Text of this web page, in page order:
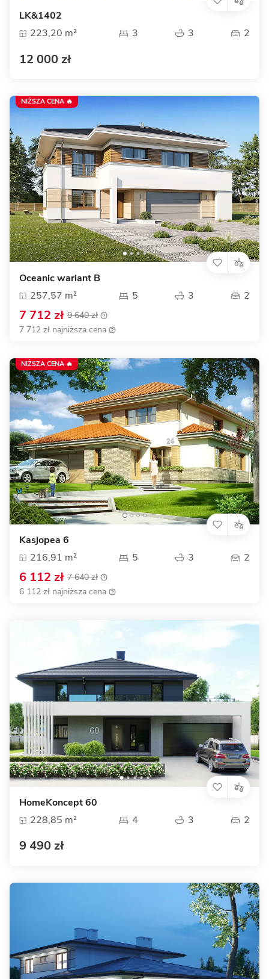
LK&1402
223,20 m²
3 3 2
12 000 zł
Oceanic wariant B
257,57 m²
5 3 2
7 712 zł 9 640 zł
7 712 zł najniższa cena
NIŻSZA CENA 🔥
Kasjopea 6
216,91 m²
5 3 2
6 112 zł 7 640 zł
6 112 zł najniższa cena
NIŻSZA CENA 🔥
HomeKoncept 60
228,85 m²
4 3 2
9 490 zł